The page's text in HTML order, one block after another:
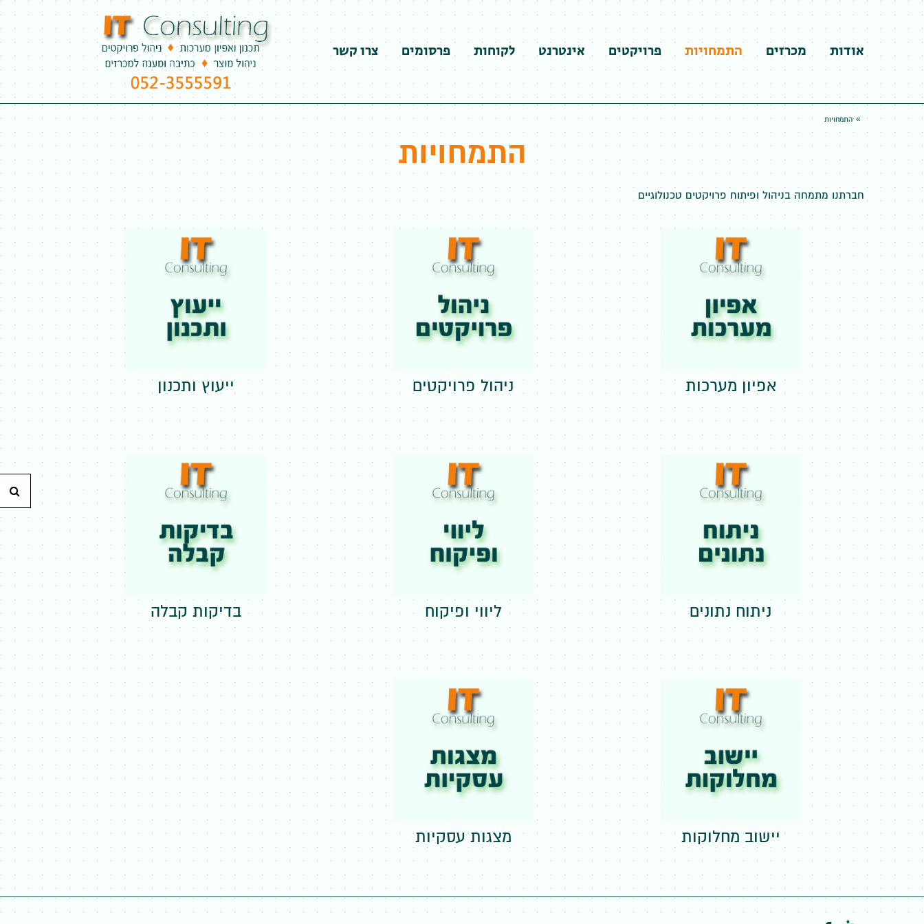
אודות מכרזים התמחויות פרויקטים אינטרנט לקוחות פרסומים צרו קשר
» התמחויות
התמחויות
חברתנו מתמחה בניהול ופיתוח פרויקטים טכנולוגיים
אפיון מערכות ניהול פרויקטים ייעוץ ותכנון
ניתוח נתונים ליווי ופיקוח בדיקות קבלה
יישוב מחלוקות מצגות עסקיות